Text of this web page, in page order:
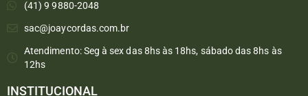
(41) 9 9880-2048
sac@joaycordas.com.br
Atendimento: Seg à sex das 8hs às 18hs, sábado das 8hs às
12hs
INSTITUCIONAL